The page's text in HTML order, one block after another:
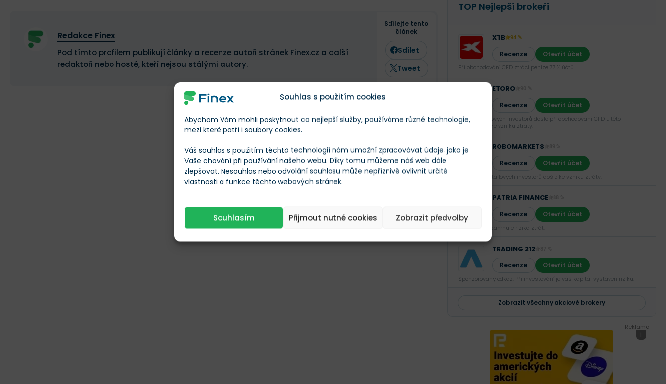
Souhlas s použitím cookies
Abychom Vám mohli poskytnout co nejlepší služby, používáme různé technologie,
mezi které patří i soubory cookies.
Váš souhlas s použitím těchto technologií nám umožní zpracovávat údaje, jako je
Vaše chování při používání našeho webu. Díky tomu můžeme náš web dále
zlepšovat. Nesouhlas nebo odvolání souhlasu může nepříznivě ovlivnit určité
vlastnosti a funkce těchto webových stránek.
Souhlasím Přijmout nutné cookies Zobrazit předvolby
Redakce Finex
Pod tímto profilem publikují články a recenze autoři stránek Finex.cz a další
redaktoři nebo hosté, kteří nejsou stálými autory.
Sdílejte tento
článek
Sdílet
Tweet
TOP Nejlepší brokeři
XTB 94 %
Recenze Otevřít účet
Při obchodování CFD ztrácí peníze 77 % účtů.
ETORO
Recenze Otevřít účet
U 52 % retailových investorů došlo při obchodování CFD u této
společnosti ke vzniku ztráty.
ROBOMARKETS
Recenze Otevřít účet
U 66,02 % retailových investorů došlo ke vzniku ztráty.
PATRIA FINANCE
Recenze Otevřít účet
Investování zahrnuje rizika ztrát.‎
TRADING 212
Recenze Otevřít účet
Sponzorovaný odkaz. Při investování je váš kapitál vystaven riziku.
Zobrazit všechny akciové brokery
Reklama
i